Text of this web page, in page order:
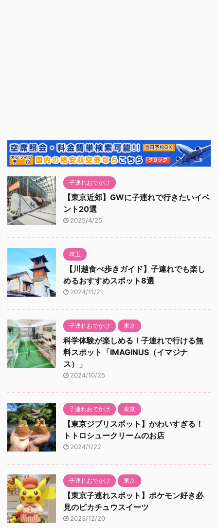
子連れおでかけ
【東京近郊】GWに子連れで行きたいイベ
ント20選
2025/4/25
埼玉
【川越食べ歩きガイド】子連れでも楽し
めるおすすめスポット8選
2024/11/21
子連れおでかけ 東京
科学体験が楽しめる！子連れで行ける無
料スポット「IMAGINUS（イマジナ
ス）」
2024/10/25
子連れおでかけ 東京
【東京ジブリスポット】かわいすぎる！
トトロシュークリームのお店
2024/1/22
子連れおでかけ 東京
【東京子連れスポット】ポケモン好き必
見のピカチュウスイーツ
2023/12/20